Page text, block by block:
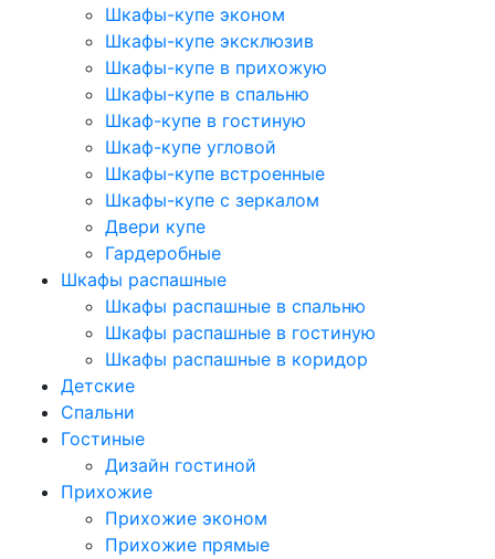
Шкафы-купе эконом
Шкафы-купе эксклюзив
Шкафы-купе в прихожую
Шкафы-купе в спальню
Шкаф-купе в гостиную
Шкаф-купе угловой
Шкафы-купе встроенные
Шкафы-купе с зеркалом
Двери купе
Гардеробные
Шкафы распашные
Шкафы распашные в спальню
Шкафы распашные в гостиную
Шкафы распашные в коридор
Детские
Спальни
Гостиные
Дизайн гостиной
Прихожие
Прихожие эконом
Прихожие прямые